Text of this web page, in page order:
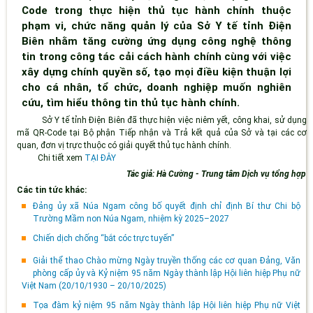
Code trong thực hiện thủ tục hành chính thuộc
phạm vi, chức năng quản lý của Sở Y tế tỉnh Điện
Biên nhằm tăng cường ứng dụng công nghệ thông
tin trong công tác cải cách hành chính cùng với việc
xây dựng chính quyền số, tạo mọi điều kiện thuận lợi
cho cá nhân, tổ chức, doanh nghiệp muốn nghiên
cứu, tìm hiểu thông tin thủ tục hành chính.
Sở Y tế tỉnh Điện Biên đã thực hiện việc niêm yết, công khai, sử dụng
mã QR-Code tại Bộ phận Tiếp nhận và Trả kết quả của Sở và tại các cơ
quan, đơn vị trực thuộc có giải quyết thủ tục hành chính.
Chi tiết xem TẠI ĐÂY
Tác giả: Hà Cường - Trung tâm Dịch vụ tổng hợp
Các tin tức khác:
Đảng ủy xã Núa Ngam công bố quyết định chỉ định Bí thư Chi bộ
Trường Mầm non Núa Ngam, nhiệm kỳ 2025–2027
Chiến dịch chống “bắt cóc trực tuyến”
Giải thể thao Chào mừng Ngày truyền thống các cơ quan Đảng, Văn
phòng cấp ủy và Kỷ niệm 95 năm Ngày thành lập Hội liên hiệp Phụ nữ
Việt Nam (20/10/1930 – 20/10/2025)
Tọa đàm kỷ niệm 95 năm Ngày thành lập Hội liên hiệp Phụ nữ Việt